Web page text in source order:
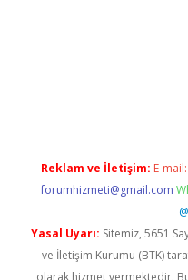
Reklam ve İletişim: E-mail:
forumhizmeti@gmail.com
Yasal Uyarı: Sitemiz, 5651
ve İletişim Kurumu (BTK)
olarak hizmet vermektedir.